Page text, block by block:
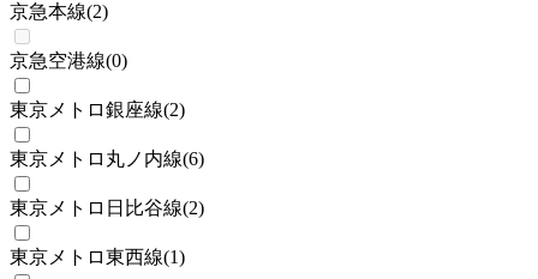
京急本線(2)
京急空港線(0)
東京メトロ銀座線(2)
東京メトロ丸ノ内線(6)
東京メトロ日比谷線(2)
東京メトロ東西線(1)